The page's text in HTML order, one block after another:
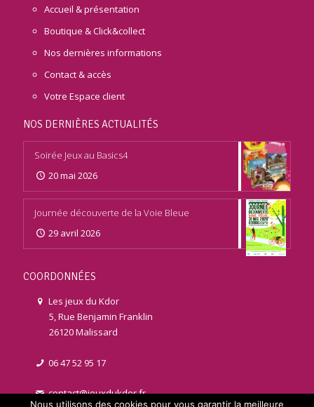
Accueil & présentation
Boutique & Click&collect
Nos dernières informations
Contact & accès
Votre Espace client
NOS DERNIÈRES ACTUALITÉS
Soirée Jeux au Basics4
20 mai 2026
Journée découverte de la Voie Bleue
29 avril 2026
COORDONNÉES
Les jeux du Kdor
5, Rue Benjamin Franklin
26120 Malissard
06 47 52 95 17
contact@jeuxdukdor.fr
Nous utilisons des cookies pour vous garantir la meilleure